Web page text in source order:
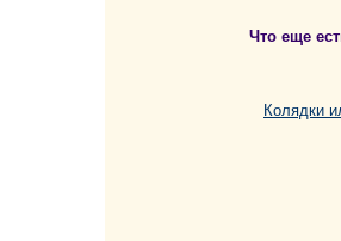
Что еще
Колядки